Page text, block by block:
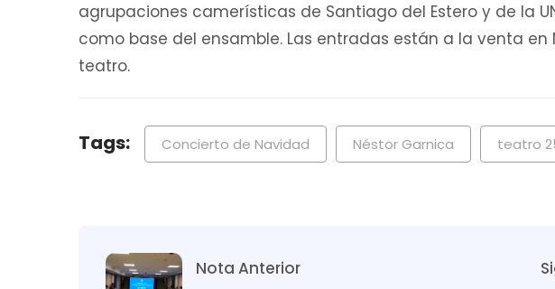
agrupaciones camerísticas de Santiago del Estero y de la
como base del ensamble. Las entradas están a la venta
teatro.
Tags: Concierto de Navidad Néstor Garnica teatro
Nota Anterior